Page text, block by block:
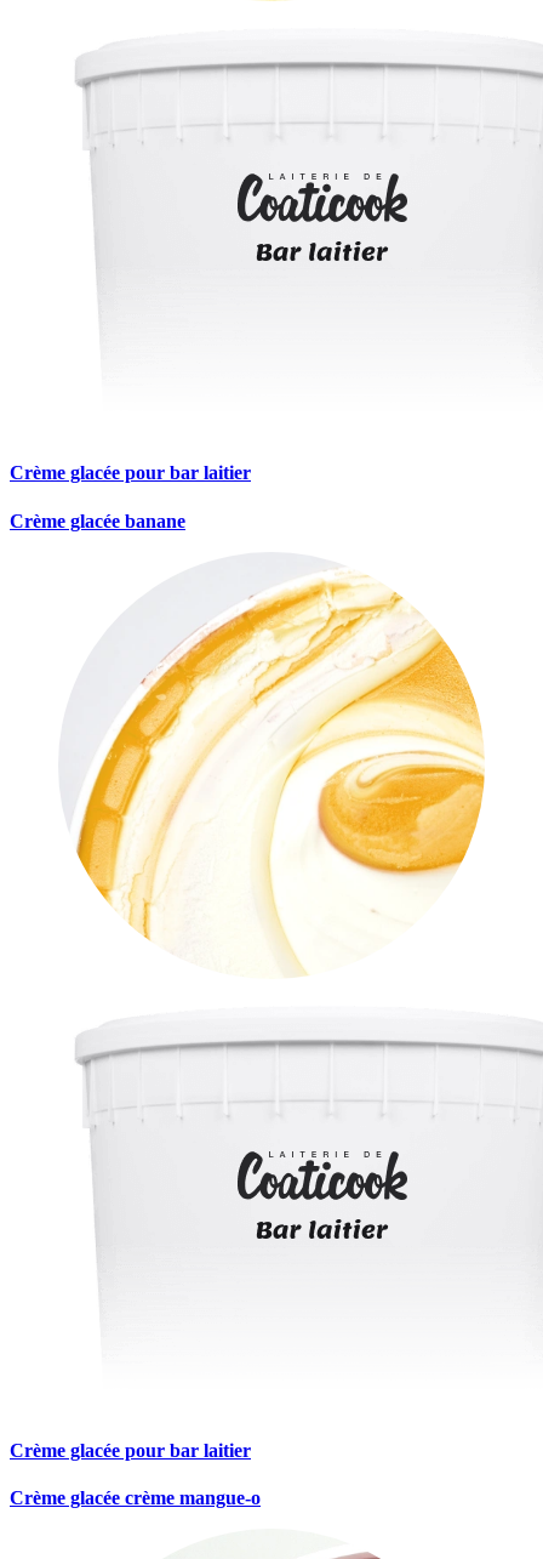
Crème glacée pour bar laitier
Crème glacée banane
Crème glacée pour bar laitier
Crème glacée crème mangue-o